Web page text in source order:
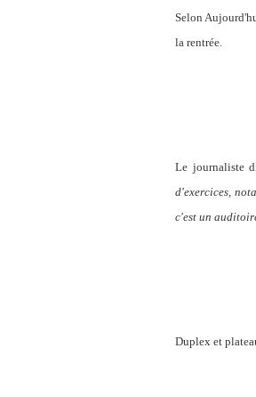
Selon
la rentrée.
Le journaliste
d'exercices,
c'est un
Duplex et